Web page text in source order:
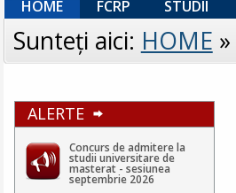
HOME FCRP STUDII
Sunteţi aici: HOME »
ALERTE
Concurs de admitere la
studii universitare de
masterat - sesiunea
septembrie 2026